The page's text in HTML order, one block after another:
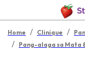
Home / Clinique /
/ Pang-alaga sa Mata